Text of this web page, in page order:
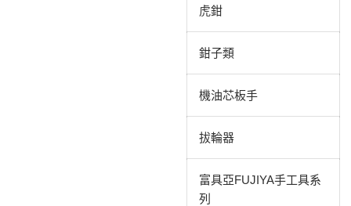
虎鉗
鉗子類
機油芯板手
拔輪器
富具亞FUJIYA手工具系
列